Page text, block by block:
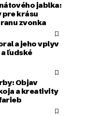
jablka:
pre krásu
zvonka
a jeho vplyv
ľudské
Objav
a kreativity